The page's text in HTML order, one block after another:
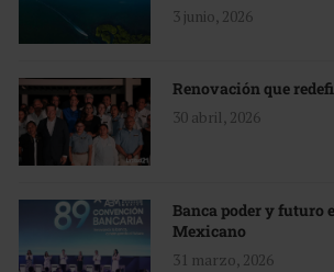
3 junio, 2026
Renovación que
30 abril, 2026
Banca poder y futuro
Mexicano
31 marzo, 2026